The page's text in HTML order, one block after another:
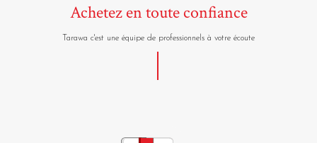
Achetez en toute confiance
Tarawa c'est une équipe de professionnels à votre écoute